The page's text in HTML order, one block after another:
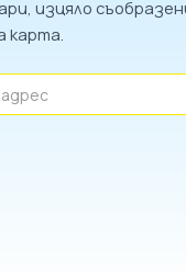
изцяло
карта.